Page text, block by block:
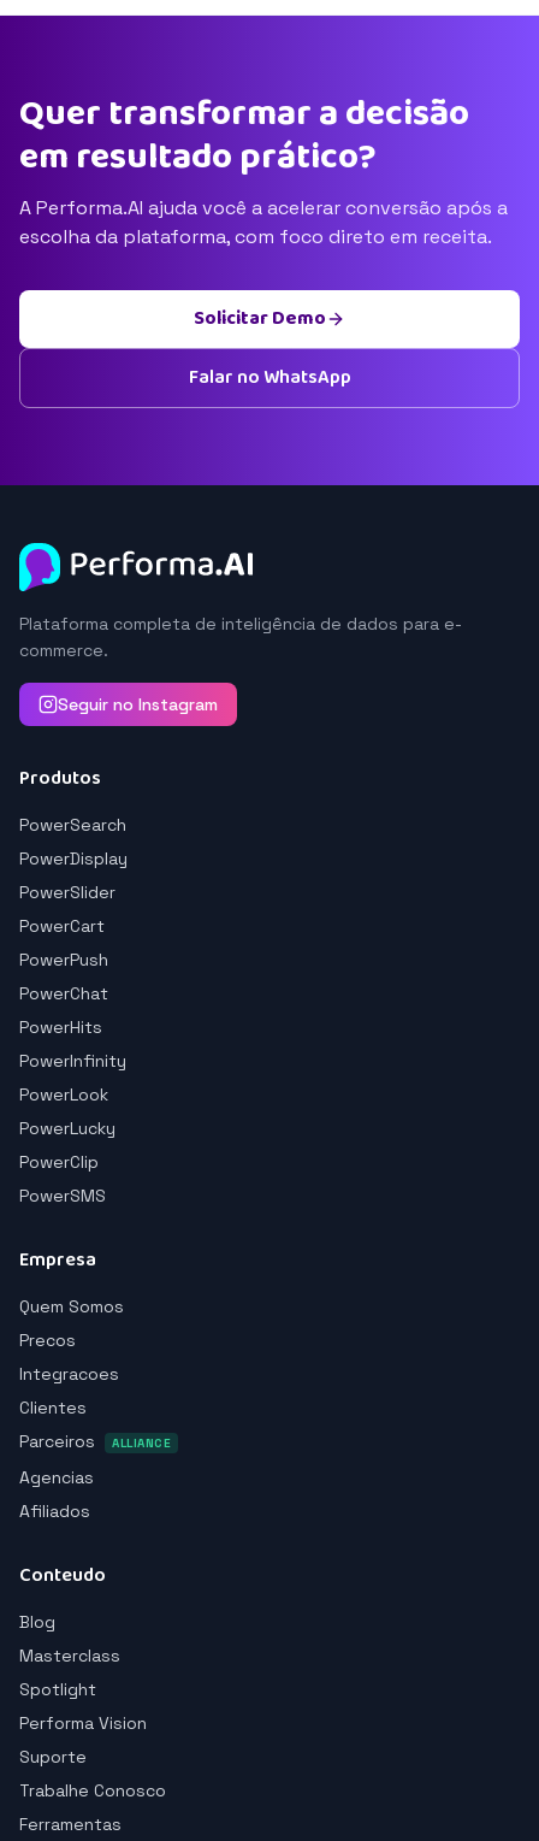
Quer transformar a decisão
em resultado prático?
A Performa.AI ajuda você a acelerar conversão após a
escolha da plataforma, com foco direto em receita.
Solicitar Demo
Falar no WhatsApp
Plataforma completa de inteligência de dados para e-
commerce.
Seguir no Instagram
Produtos
PowerSearch
PowerDisplay
PowerSlider
PowerCart
PowerPush
PowerChat
PowerHits
PowerInfinity
PowerLook
PowerLucky
PowerClip
PowerSMS
Empresa
Quem Somos
Precos
Integracoes
Clientes
Parceiros
ALLIANCE
Agencias
Afiliados
Conteudo
Blog
Masterclass
Spotlight
Performa Vision
Suporte
Trabalhe Conosco
Ferramentas